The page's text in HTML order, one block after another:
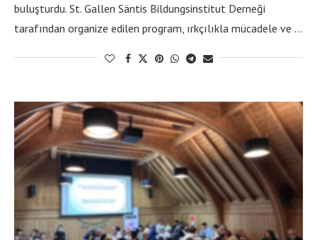
buluşturdu. St. Gallen Säntis Bildungsinstitut Derneği
tarafından organize edilen program, ırkçılıkla mücadele ve …